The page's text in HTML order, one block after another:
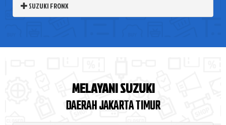
SUZUKI FRONX
MELAYANI SUZUKI
DAERAH JAKARTA TIMUR